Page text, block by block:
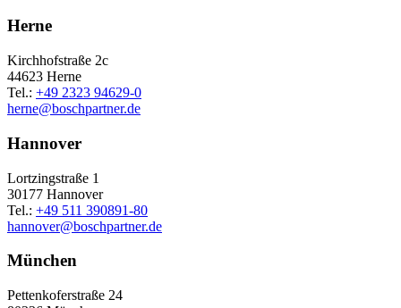
Herne
Kirchhofstraße 2c
44623 Herne
Tel.: +49 2323 94629-0
herne@boschpartner.de
Hannover
Lortzingstraße 1
30177 Hannover
Tel.: +49 511 390891-80
hannover@boschpartner.de
München
Pettenkoferstraße 24